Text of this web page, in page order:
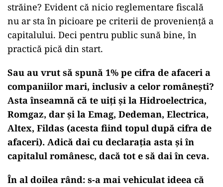
străine? Evident că nicio reglementare fiscală
nu ar sta în picioare pe criterii de proveniență a
capitalului. Deci pentru public sună bine, în
practică pică din start.
Sau au vrut să spună 1% pe cifra de afaceri a
companiilor mari, inclusiv a celor românești?
Asta înseamnă că te uiți și la Hidroelectrica,
Romgaz, dar și la Emag, Dedeman, Electrica,
Altex, Fildas (acesta fiind topul după cifra de
afaceri). Adică dai cu declarația asta și în
capitalul românesc, dacă tot e să dai în ceva.
În al doilea rând: s-a mai vehiculat ideea că